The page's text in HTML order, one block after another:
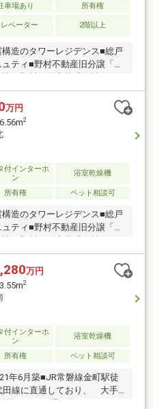
車場あり
所有権
ベーター 2階以上
造のタワーレジデンス■総戸
ティ■野村不動産旧分譲「プ
譲：野村不動産株式会社
■JR常磐線「金町」駅徒歩2分
建・7階部分〉■ホテルライ
55.88m2＜1LDK+WIC＞■シ
飼育可（細則あり）
万円
2
付インターホ
ン
浴室乾燥機
所有権 ペット相談可
造のタワーレジデンス■総戸
ティ■野村不動産旧分譲「プ
譲：野村不動産株式会社
■JR常磐線「金町」駅徒歩2分
建・18階部分〉■ホテルライ
56.56m2＜2LDK+N＋C＞■全
イドスパン設計■各居室収
ーク■ディスポーザー採用■
備補修実施物件■各階ゴミ置
）
万円
2
付インターホ
ン
浴室乾燥機
所有権 ペット相談可
年6月築■JR常磐線金町駅徒
田線に直通しており、 大手
駅などに 乗り換えなしでア